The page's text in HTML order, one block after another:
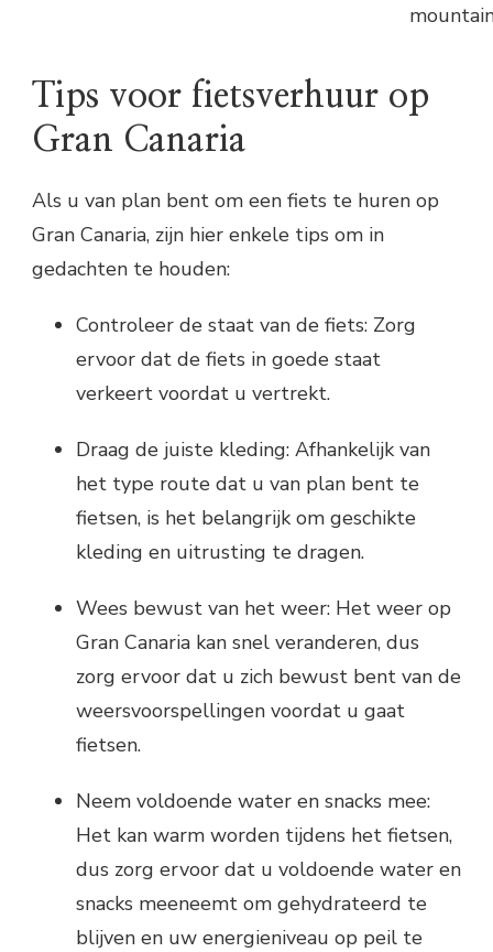
Tips voor fietsverhuur op
Gran Canaria
Als u van plan bent om een fiets te huren op
Gran Canaria, zijn hier enkele tips om in
gedachten te houden:
Controleer de staat van de fiets: Zorg
ervoor dat de fiets in goede staat
verkeert voordat u vertrekt.
Draag de juiste kleding: Afhankelijk van
het type route dat u van plan bent te
fietsen, is het belangrijk om geschikte
kleding en uitrusting te dragen.
Wees bewust van het weer: Het weer op
Gran Canaria kan snel veranderen, dus
zorg ervoor dat u zich bewust bent van de
weersvoorspellingen voordat u gaat
fietsen.
Neem voldoende water en snacks mee:
Het kan warm worden tijdens het fietsen,
dus zorg ervoor dat u voldoende water en
snacks meeneemt om gehydrateerd te
blijven en uw energieniveau op peil te